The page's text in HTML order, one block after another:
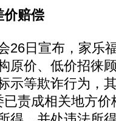
价赔偿
日宣布，家乐
原价、低价招徕
示等欺诈行为，
责成相关地方